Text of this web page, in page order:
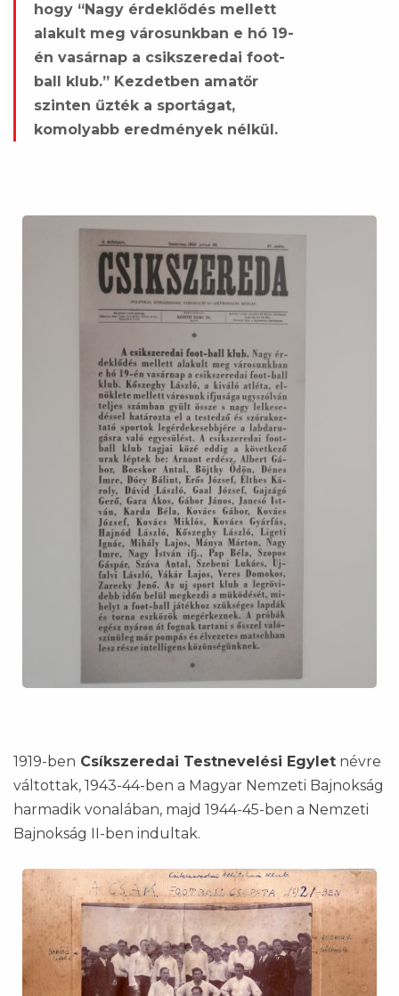
hogy “Nagy érdeklődés mellett
alakult meg városunkban e hó 19-
én vasárnap a csikszeredai foot-
ball klub.” Kezdetben amatőr
szinten űzték a sportágat,
komolyabb eredmények nélkül.
1919-ben Csíkszeredai Testnevelési Egylet névre
váltottak, 1943-44-ben a Magyar Nemzeti Bajnokság
harmadik vonalában, majd 1944-45-ben a Nemzeti
Bajnokság II-ben indultak.